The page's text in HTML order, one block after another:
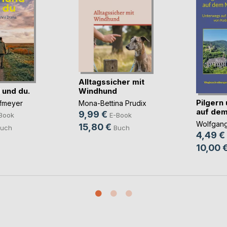
und du.
Alltagssicher mit
Windhund
Mona-Bettina Prudix
9,99 € E-Book
15,80 € Buch
Pilgern
auf
4,49 €
10,00